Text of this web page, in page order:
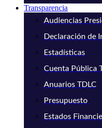
Transparencia
Audiencias
Declaración de
Estadísticas
Cuenta Pública
Anuarios TDLC
Presupuesto
Estados